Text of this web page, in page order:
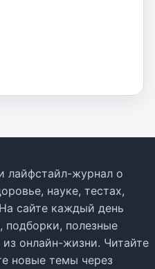
лайфстайл-журнал о
науке, тестах,
сайте каждый день
полезные
онлайн-жизни. Читайте
новые темы через